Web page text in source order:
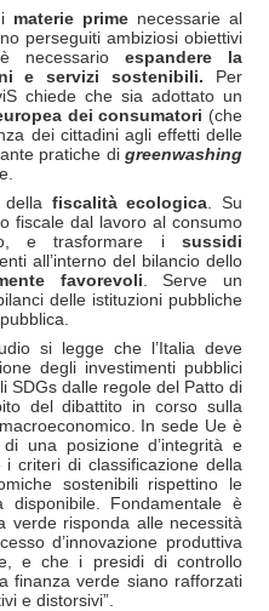
materie prime necessarie al
perseguiti ambiziosi obiettivi
necessario espandere la
e servizi sostenibili. Per
chiede che sia adottato un
dei consumatori (che
dei cittadini agli effetti delle
pratiche di greenwashing
fiscalità ecologica . Su
fiscale dal lavoro al consumo
e trasformare i sussidi
all’interno del bilancio dello
favorevoli . Serve un
delle istituzioni pubbliche
si legge che l’Italia deve
degli investimenti pubblici
SDGs dalle regole del Patto di
del dibattito in corso sulla
In sede Ue è
una posizione d’integrità e
criteri di classificazione della
sostenibili rispettino le
disponibile. Fondamentale è
verde risponda alle necessità
d’innovazione produttiva
e che i presidi di controllo
finanza verde siano rafforzati
e distorsivi”.